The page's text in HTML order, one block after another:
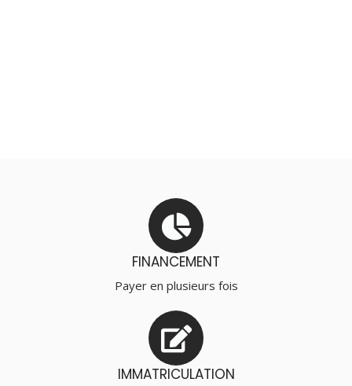
FINANCEMENT
Payer en plusieurs fois
IMMATRICULATION